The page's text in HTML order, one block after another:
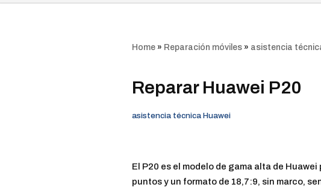
Home » Reparación móviles » asistencia
Reparar Huawei P20
asistencia técnica Huawei
El P20 es el modelo de gama alta de
puntos y un formato de 18,7:9, sin marco,